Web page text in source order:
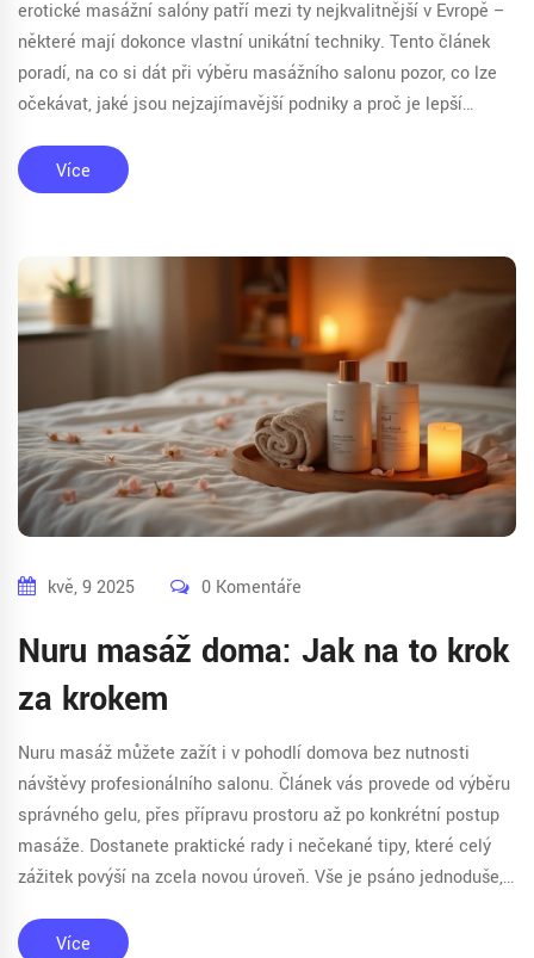
erotické masážní salóny patří mezi ty nejkvalitnější v Evropě –
některé mají dokonce vlastní unikátní techniky. Tento článek
poradí, na co si dát při výběru masážního salonu pozor, co lze
očekávat, jaké jsou nejzajímavější podniky a proč je lepší
opravdu bez stresu. Tohle není nudný seznam, ale praktický
průvodce z reálného života.
Více
kvě, 9 2025 0 Komentáře
Nuru masáž doma: Jak na to krok
za krokem
Nuru masáž můžete zažít i v pohodlí domova bez nutnosti
návštěvy profesionálního salonu. Článek vás provede od výběru
správného gelu, přes přípravu prostoru až po konkrétní postup
masáže. Dostanete praktické rady i nečekané tipy, které celý
zážitek povýší na zcela novou úroveň. Vše je psáno jednoduše,
opravdově intimní zážitek, který zvládnete sami i v páru.
Více